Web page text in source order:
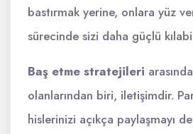
bastırmak yerine, onlara yüz
sürecinde sizi daha güçlü
Baş etme stratejileri
olanlarından biri, iletişimdir.
hislerinizi açıkça paylaşmayı